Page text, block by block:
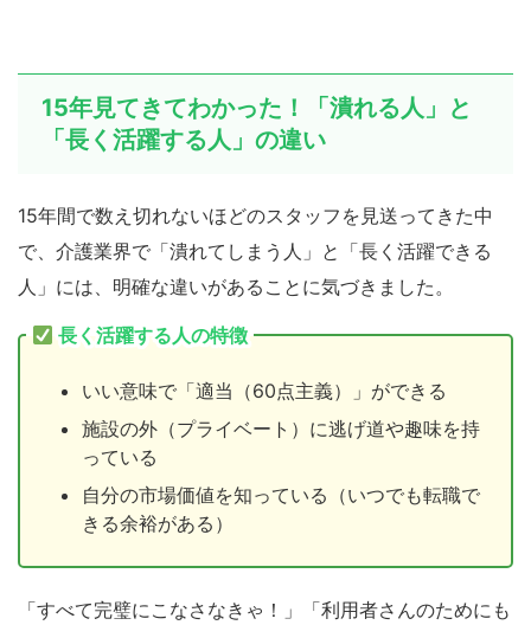
15年見てきてわかった！「潰れる人」と
「長く活躍する人」の違い
15年間で数え切れないほどのスタッフを見送ってきた中
で、介護業界で「潰れてしまう人」と「長く活躍できる
人」には、明確な違いがあることに気づきました。
長く活躍する人の特徴
いい意味で「適当（60点主義）」ができる
施設の外（プライベート）に逃げ道や趣味を持
っている
自分の市場価値を知っている（いつでも転職で
きる余裕がある）
「すべて完璧にこなさなきゃ！」「利用者さんのためにも